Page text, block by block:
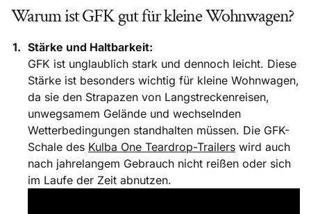
Warum ist GFK gut für kleine Wohnwagen?
Stärke und Haltbarkeit:
GFK ist unglaublich stark und dennoch leicht. Diese
Stärke ist besonders wichtig für kleine Wohnwagen,
da sie den Strapazen von Langstreckenreisen,
unwegsamem Gelände und wechselnden
Wetterbedingungen standhalten müssen. Die GFK-
Schale des Kulba One Teardrop-Trailers wird auch
nach jahrelangem Gebrauch nicht reißen oder sich
im Laufe der Zeit abnutzen.